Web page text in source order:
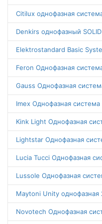
Citilux однофазная
Denkirs однофазный
Elektrostandard Basic
Feron Однофазная
Gauss Однофазная
Imex Однофазная система
Kink Light Однофазная
Lightstar Однофазная
Lucia Tucci Однофазная
Lussole Однофазная
Maytoni Unity однофазная
Novotech Однофазная